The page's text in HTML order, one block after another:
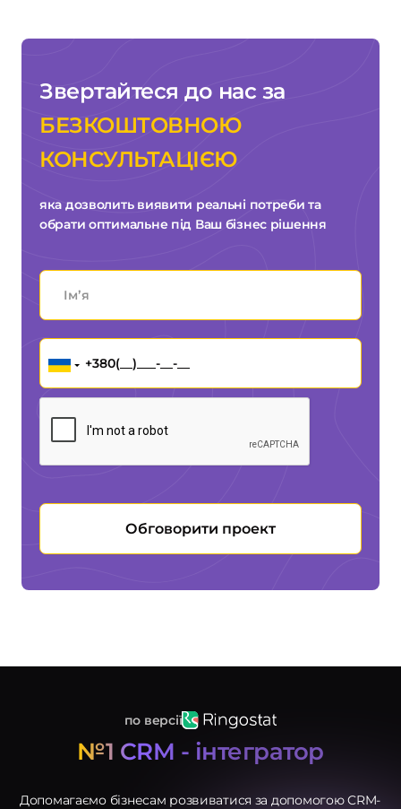
Послуги
Звертайтеся до нас за
БЕЗКОШТОВНОЮ
КОНСУЛЬТАЦІЄЮ
яка дозволить виявити реальні потреби та
обрати оптимальне під Ваш бізнес рішення
Обговорити проект
по версії
№1 CRM - інтегратор
Допомагаємо бізнесам розвиватися за допомогою CRM-